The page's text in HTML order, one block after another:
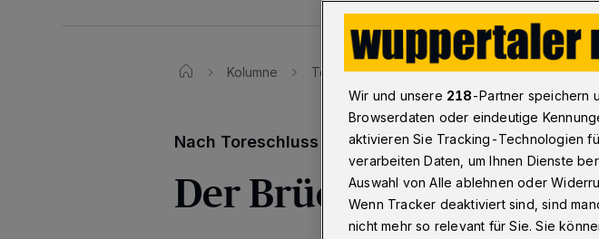
Kolumne Toreschluss Nach Toreschluss - die
Nach Toreschluss - die Wochenendsatire
Der Brücken-Testfall
Wir und unsere 218-Partner speichern
Browserdaten oder eindeutige
aktivieren Sie Tracking-Technologien
verarbeiten Daten, um Ihnen Dienste
Auswahl von Alle ablehnen oder
Wenn Tracker deaktiviert sind, sind
nicht mehr so relevant für Sie. Sie